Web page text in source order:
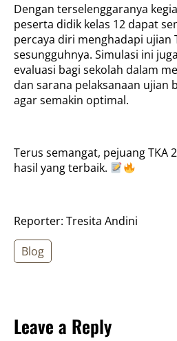
Dengan terselenggaranya
peserta didik kelas 12 dapat
percaya diri menghadapi ujian
sesungguhnya. Simulasi ini
evaluasi bagi sekolah dalam
dan sarana pelaksanaan ujian
agar semakin optimal.
Terus semangat, pejuang TKA
hasil yang terbaik.
Reporter: Tresita Andini
Blog
Leave a Reply